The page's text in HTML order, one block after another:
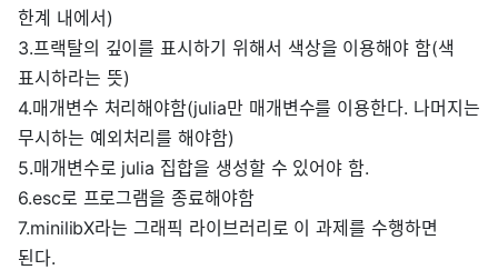
한계 내에서)
3.프랙탈의 깊이를 표시하기 위해서 색상을 이용해야 함(색
표시하라는 뜻)
4.매개변수 처리해야함(julia만 매개변수를 이용한다. 나머지는
무시하는 예외처리를 해야함)
5.매개변수로 julia 집합을 생성할 수 있어야 함.
6.esc로 프로그램을 종료해야함
7.minilibX라는 그래픽 라이브러리로 이 과제를 수행하면
된다.